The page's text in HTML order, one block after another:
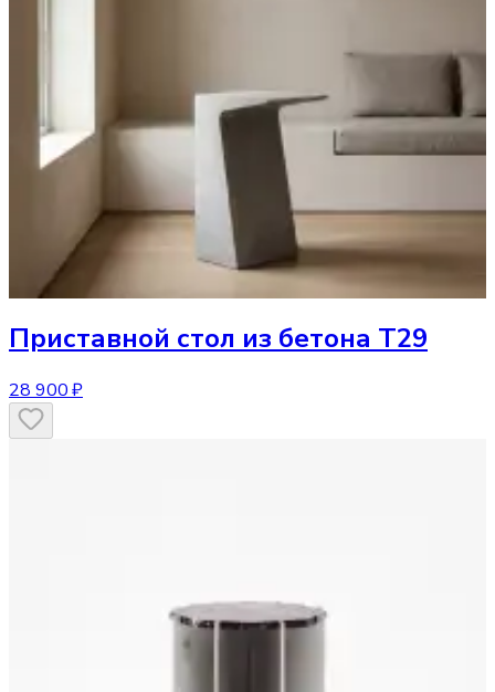
Приставной стол из бетона T29
28 900 ₽